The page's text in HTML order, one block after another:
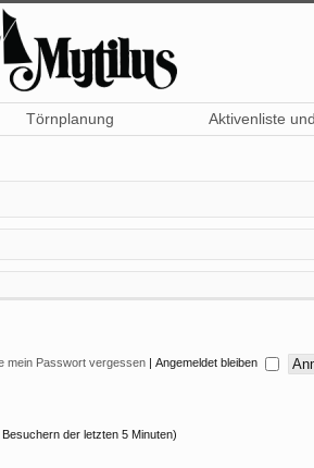
Törnplanung Aktivenliste
mein Passwort vergessen | Angemeldet bleiben
der letzten 5 Minuten)